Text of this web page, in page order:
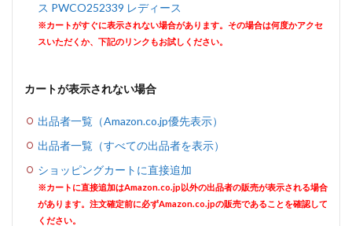
ス PWCO252339 レディース
※カートがすぐに表示されない場合があります。その場合は何度かアクセ
スいただくか、下記のリンクもお試しください。
カートが表示されない場合
出品者一覧（Amazon.co.jp優先表示）
出品者一覧（すべての出品者を表示）
ショッピングカートに直接追加
※カートに直接追加はAmazon.co.jp以外の出品者の販売が表示される場合
があります。注文確定前に必ずAmazon.co.jpの販売であることを確認して
ください。